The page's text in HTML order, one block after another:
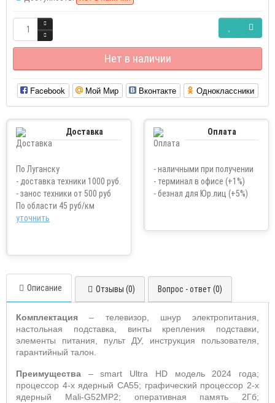
Нет в наличии
Facebook Мой Мир Вконтакте Одноклассники
Доставка
По Луганску
- доставка техники 1000 руб.
- занос техники от 500 руб
По области 45 руб/км
уточнить
Оплата
- наличными при получении
- терминал в офисе (+1%)
- безнал для Юр.лиц (+5%)
Описание Отзывы (0) Вопрос - ответ (0)
Комплектация– телевизор, шнур электропитания,
настольная подставка, винты крепления подставки,
элементы питания, пульт ДУ, инструкция пользователя,
гарантийный талон.
Преимущества –smart Ultra HD модель 2024 года;
процессор 4-х ядерный CA55; графический процессор 2-х
ядерный Mali-G52MP2; оперативная память 2Гб;